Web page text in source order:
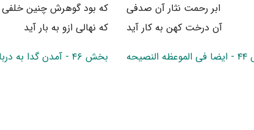
ابر رحمت نثار آن صدفی
که بود گوهرش چنین خلفی
آن درخت کهن به کار آید
که نهالی ازو به بار آید
بخش ۴۶ - آمدن گدا به دربار شاه